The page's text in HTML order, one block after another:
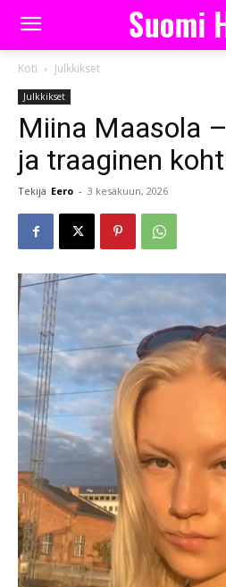
Suomi
Koti Julkkikset
Julkkikset
Miina Maasola
ja traaginen
Tekijä Eero - 3 kesäkuun, 2026